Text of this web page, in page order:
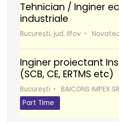
Tehnician / Inginer
industriale
București, jud. Ilfov
Inginer proiectant
(SCB, CE, ERTMS etc)
București BAICONS IMPEX
Part Time